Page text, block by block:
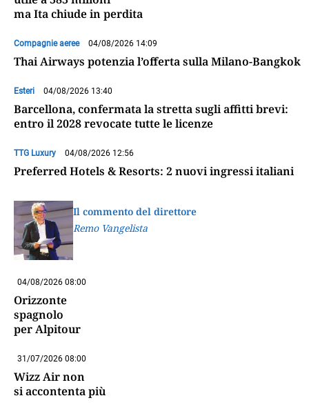
ma Ita chiude in perdita
Compagnie aeree 04/08/2026 14:09
Thai Airways potenzia l’offerta sulla Milano-Bangkok
Esteri 04/08/2026 13:40
Barcellona, confermata la stretta sugli affitti brevi:
entro il 2028 revocate tutte le licenze
TTG Luxury 04/08/2026 12:56
Preferred Hotels & Resorts: 2 nuovi ingressi italiani
Il commento del direttore
Remo Vangelista
04/08/2026 08:00
Orizzonte
spagnolo
per Alpitour
31/07/2026 08:00
Wizz Air non
si accontenta più